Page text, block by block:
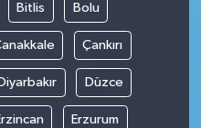
Bitlis Bolu
Çankırı
Diyarbakır Düzce
Erzurum